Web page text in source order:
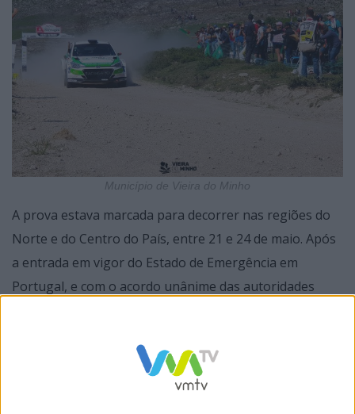
Município de Vieira do Minho
A prova estava marcada para decorrer nas regiões do
Norte e do Centro do País, entre 21 e 24 de maio. Após
a entrada em vigor do Estado de Emergência em
Portugal, e com o acordo unânime das autoridades